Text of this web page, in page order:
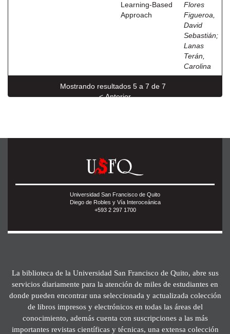
Learning-Based
Approach
Flores
Figueroa,
David
Sebastián;
Lanas
Terán,
Carolina
Mostrando resultados 5 a 7 de 7
< Anterior
Universidad San Francisco de Quito
Diego de Robles y Vía Interoceánica
+593 2 297 1700
La biblioteca de la Universidad San Francisco de Quito, abre sus
servicios diariamente para la atención de miles de estudiantes en
donde pueden encontrar una seleccionada y actualizada colección
de libros impresos y electrónicos en todas las áreas del
conocimiento, además cuenta con suscripciones a las más
importantes revistas científicas y técnicas, una extensa colección